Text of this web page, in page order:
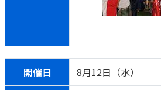
開催日
8月12日（水）